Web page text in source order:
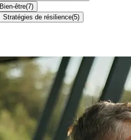
Bien-être(7)
Stratégies de résilience(5)